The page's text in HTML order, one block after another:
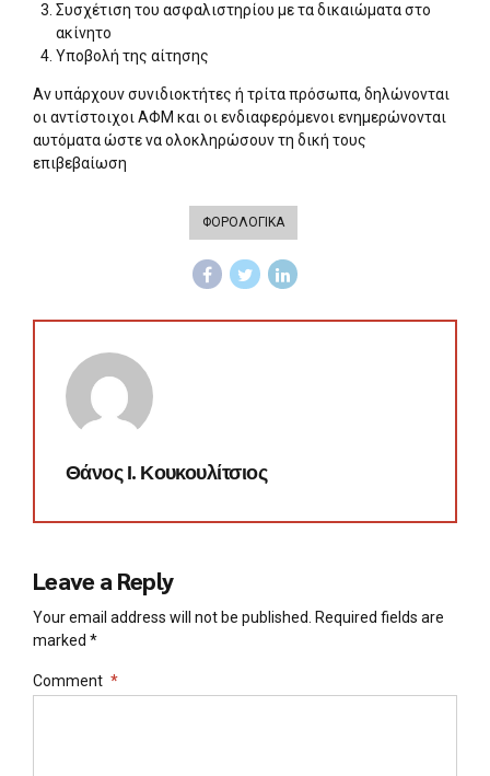
Συσχέτιση του ασφαλιστηρίου με τα δικαιώματα στο
ακίνητο
Υποβολή της αίτησης
Αν υπάρχουν συνιδιοκτήτες ή τρίτα πρόσωπα, δηλώνονται
οι αντίστοιχοι ΑΦΜ και οι ενδιαφερόμενοι ενημερώνονται
αυτόματα ώστε να ολοκληρώσουν τη δική τους
επιβεβαίωση
ΦΟΡΟΛΟΓΙΚΑ
Θάνος Ι. Κουκουλίτσιος
Leave a Reply
Your email address will not be published. Required fields are
marked *
Comment *